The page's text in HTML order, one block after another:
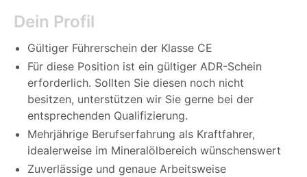
Dein Profil
Gültiger Führerschein der Klasse CE
Für diese Position ist ein gültiger ADR-Schein
erforderlich. Sollten Sie diesen noch nicht
besitzen, unterstützen wir Sie gerne bei der
entsprechenden Qualifizierung.
Mehrjährige Berufserfahrung als Kraftfahrer,
idealerweise im Mineralölbereich wünschenswert
Zuverlässige und genaue Arbeitsweise